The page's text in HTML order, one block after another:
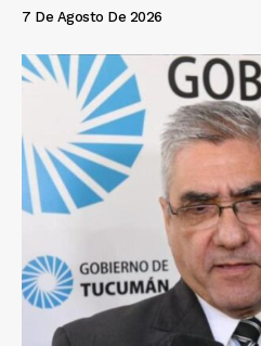
7 De Agosto De 2026